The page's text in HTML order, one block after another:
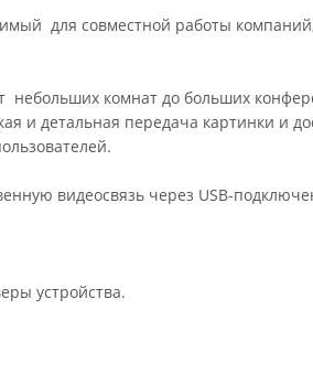
для совместной работы
комнат до больших
и детальная передача картинки и
видеосвязь через USB-
устройства.